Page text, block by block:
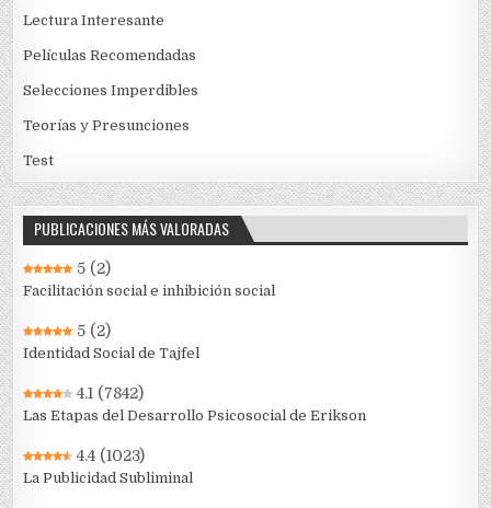
Lectura Interesante
Películas Recomendadas
Selecciones Imperdibles
Teorías y Presunciones
Test
PUBLICACIONES MÁS VALORADAS
5 (2)
Facilitación social e inhibición social
5 (2)
Identidad Social de Tajfel
4.1 (7842)
Las Etapas del Desarrollo Psicosocial de Erikson
4.4 (1023)
La Publicidad Subliminal